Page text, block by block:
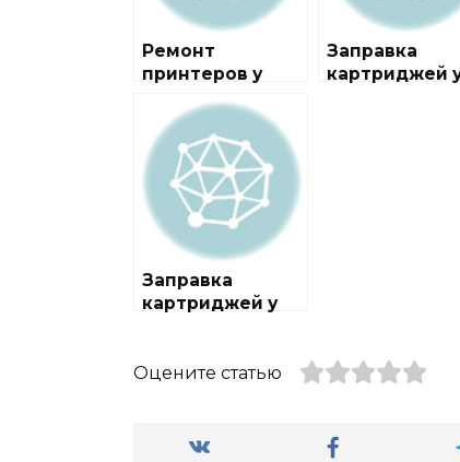
Ремонт
принтеров у
Фонвизинская
Заправка
картриджей
Заправка
картриджей у
Оцените статью